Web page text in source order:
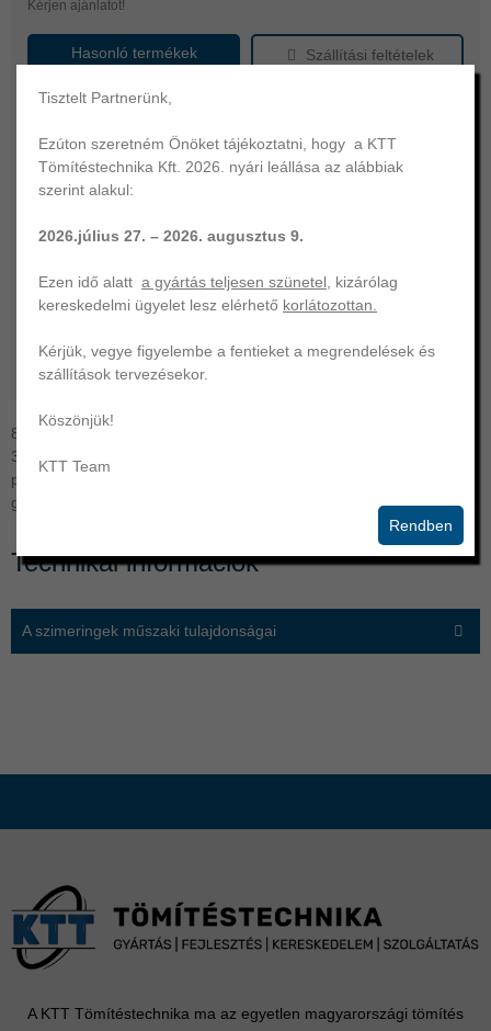
Kérjen ajánlatot!
Hasonló termékek Szállítási feltételek
Megnevezés
Gyártó
KTT
tengelyátmérő
80.00
illesztési szélesség
13.00
anyag
(FPM/Viton)
keménység
75
szín
barna
működési hőtartomány
80x110x13 szimering | gumiház, porvédő nélkül (A típus - DIN
3761) | KTT | FKM-75. KTT Tömítéstechnika az Ön professzionális
partnere | O-gyűrű, szimering, hidraulika- és egyéb tömítés
gyártása és forgalmazása széles választékban.
Technikai információk
A szimeringek műszaki tulajdonságai
A KTT Tömítéstechnika ma az egyetlen magyarországi tömítés
Tisztelt Partnerünk,
Ezúton szeretném Önöket tájékoztatni, hogy a KTT
Tömítéstechnika Kft. 2026. nyári leállása az alábbiak
szerint alakul:
2026.július 27. – 2026. augusztus 9.
Ezen idő alatt a gyártás teljesen szünetel , kizárólag
kereskedelmi ügyelet lesz elérhető korlátozottan.
Kérjük, vegye figyelembe a fentieket a megrendelések és
szállítások tervezésekor.
Köszönjük!
KTT Team
Rendben